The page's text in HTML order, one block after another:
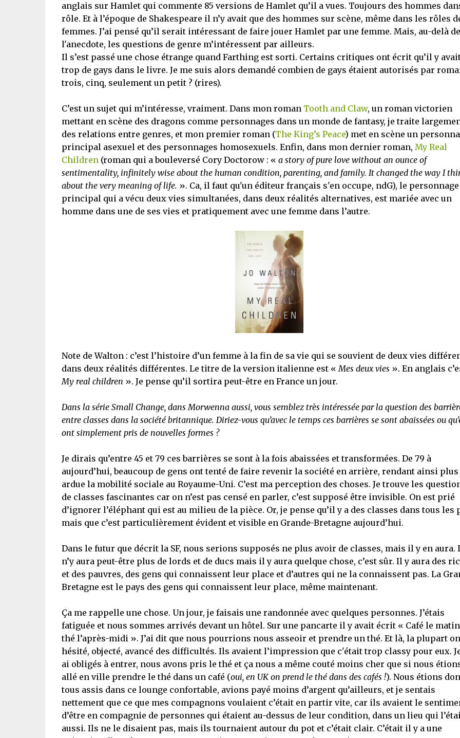
anglais sur Hamlet qui commente 85 versions de Hamlet qu’il a vues. Toujours des hommes
rôle. Et à l’époque de Shakespeare il n’y avait que des hommes sur scène, même dans les rôles
femmes. J’ai pensé qu’il serait intéressant de faire jouer Hamlet par une femme. Mais, au-delà de
l'anecdote, les questions de genre m’intéressent par ailleurs.
Il s’est passé une chose étrange quand Farthing est sorti. Certains critiques ont écrit qu’il y
trop de gays dans le livre. Je me suis alors demandé combien de gays étaient autorisés par
trois, cinq, seulement un petit ? (rires).
C’est un sujet qui m’intéresse, vraiment. Dans mon roman Tooth and Claw, un roman victorien
mettant en scène des dragons comme personnages dans un monde de fantasy, je traite
des relations entre genres, et mon premier roman (The King’s Peace) met en scène un
principal asexuel et des personnages homosexuels. Enfin, dans mon dernier roman, My Real
Children(roman qui a bouleversé Cory Doctorow : « a story of pure love without an ounce of
sentimentality, infinitely wise about the human condition, parenting, and family. It changed the way I
about the very meaning of life. ». Ca, il faut qu'un éditeur français s'en occupe, ndG), le personnage
principal qui a vécu deux vies simultanées, dans deux réalités alternatives, est mariée avec un
homme dans une de ses vies et pratiquement avec une femme dans l’autre.
Note de Walton : c’est l’histoire d’un femme à la fin de sa vie qui se souvient de deux vies
dans deux réalités différentes. Le titre de la version italienne est « Mes deux vies ». En anglais
My real children ». Je pense qu’il sortira peut-être en France un jour.
Dans la série Small Change, dans Morwenna aussi, vous semblez très intéressée par la question des
entre classes dans la société britannique. Diriez-vous qu’avec le temps ces barrières se sont abaissées ou
ont simplement pris de nouvelles formes ?
Je dirais qu’entre 45 et 79 ces barrières se sont à la fois abaissées et transformées. De 79 à
aujourd’hui, beaucoup de gens ont tenté de faire revenir la société en arrière, rendant ainsi plus
ardue la mobilité sociale au Royaume-Uni. C’est ma perception des choses. Je trouve les
de classes fascinantes car on n’est pas censé en parler, c’est supposé être invisible. On est prié
d’ignorer l’éléphant qui est au milieu de la pièce. Or, je pense qu’il y a des classes dans tous les
mais que c’est particulièrement évident et visible en Grande-Bretagne aujourd’hui.
Dans le futur que décrit la SF, nous serions supposés ne plus avoir de classes, mais il y en aura.
n’y aura peut-être plus de lords et de ducs mais il y aura quelque chose, c’est sûr. Il y aura des
et des pauvres, des gens qui connaissent leur place et d’autres qui ne la connaissent pas. La
Bretagne est le pays des gens qui connaissent leur place, même maintenant.
Ça me rappelle une chose. Un jour, je faisais une randonnée avec quelques personnes. J’étais
fatiguée et nous sommes arrivés devant un hôtel. Sur une pancarte il y avait écrit « Café le
thé l’après-midi ». J’ai dit que nous pourrions nous asseoir et prendre un thé. Et là, la plupart
hésité, objecté, avancé des difficultés. Ils avaient l’impression que c'était trop classy pour eux.
ai obligés à entrer, nous avons pris le thé et ça nous a même couté moins cher que si nous
allé en ville prendre le thé dans un café (oui, en UK on prend le thé dans des cafés !). Nous étions
tous assis dans ce lounge confortable, avions payé moins d’argent qu’ailleurs, et je sentais
nettement que ce que mes compagnons voulaient c’était en partir vite, car ils avaient le
d’être en compagnie de personnes qui étaient au-dessus de leur condition, dans un lieu qui
aussi. Ils ne le disaient pas, mais ils tournaient autour du pot et c’était clair. C’était il y a une